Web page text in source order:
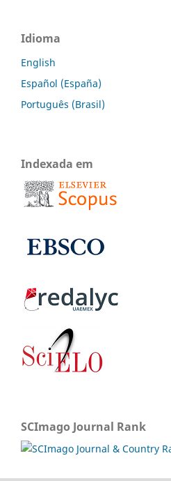
Idioma
English
Español (España)
Português (Brasil)
Indexada em
SCImago Journal Rank